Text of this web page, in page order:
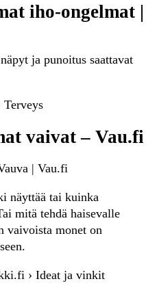
iho-ongelmat |
ja punoitus saattavat
Terveys
vaivat – Vau.fi
| Vau.fi
näyttää tai kuinka
mitä tehdä haisevalle
vaivoista monet on
› Ideat ja vinkit